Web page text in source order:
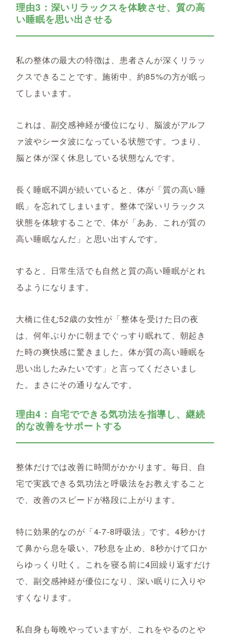
理由3：深いリラックスを体験させ、質の高
い睡眠を思い出させる
私の整体の最大の特徴は、患者さんが深くリラッ
クスできることです。施術中、約85%の方が眠っ
てしまいます。
これは、副交感神経が優位になり、脳波がアルフ
ァ波やシータ波になっている状態です。つまり、
脳と体が深く休息している状態なんです。
長く睡眠不調が続いていると、体が「質の高い睡
眠」を忘れてしまいます。整体で深いリラックス
状態を体験することで、体が「ああ、これが質の
高い睡眠なんだ」と思い出すんです。
すると、日常生活でも自然と質の高い睡眠がとれ
るようになります。
大橋に住む52歳の女性が「整体を受けた日の夜
は、何年ぶりかに朝までぐっすり眠れて、朝起き
た時の爽快感に驚きました。体が質の高い睡眠を
思い出したみたいです」と言ってくださいまし
た。まさにその通りなんです。
理由4：自宅でできる気功法を指導し、継続
的な改善をサポートする
整体だけでは改善に時間がかかります。毎日、自
宅で実践できる気功法と呼吸法をお教えすること
で、改善のスピードが格段に上がります。
特に効果的なのが「4-7-8呼吸法」です。4秒かけ
て鼻から息を吸い、7秒息を止め、8秒かけて口か
らゆっくり吐く。これを寝る前に4回繰り返すだけ
で、副交感神経が優位になり、深い眠りに入りや
すくなります。
私自身も毎晩やっていますが、これをやるのとや